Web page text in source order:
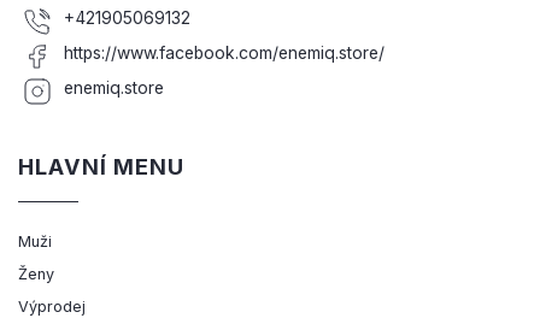
+421905069132
https://www.facebook.com/enemiq.store/
enemiq.store
HLAVNÍ MENU
Muži
Ženy
Výprodej